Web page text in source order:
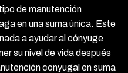
de manutención
en una suma única. Este
a ayudar al cónyuge
su nivel de vida después
conyugal en suma